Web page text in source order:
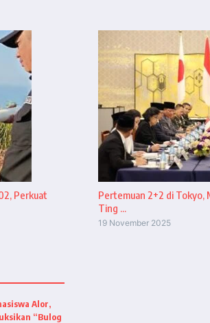
Perkuat
Pertemuan 2+2 di Tokyo,
Ting ...
19 November 2025
Alor,
“Bulog